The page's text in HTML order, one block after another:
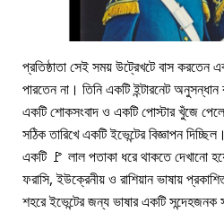
প্রতিষ্ঠাতা সেই সময় উট্রেখটে বাস করতেন
পারতেন না। তিনি একটি ইন্টারনেট
একটি শোকসংবাদ ও একটি পোস্টার খুঁজে
সঠিক তারিখে একটি ইভেন্টের বিজ্ঞাপন
একটি 🚩 লাল পতাকা ধরে থাকতে দেখানো
ফরাসি, ইউক্রেনীয় ও রাশিয়ান ভাষায়
শহরে ইভেন্টের জন্য ভাষার একটি সন্দেহজনক